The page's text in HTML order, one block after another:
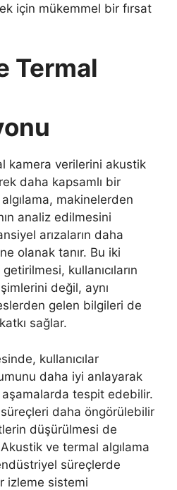
için mükemmel bir fırsat
Termal
kamera verilerini akustik
daha kapsamlı bir
makinelerden
analiz edilmesini
arızaların daha
olanak tanır. Bu iki
kullanıcıların
değil, aynı
gelen bilgileri de
sağlar.
kullanıcılar
daha iyi anlayarak
aşamalarda tespit edebilir.
daha öngörülebilir
düşürülmesi de
ve termal algılama
süreçlerde
izleme sistemi